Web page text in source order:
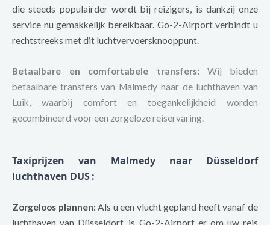
die steeds populairder wordt bij reizigers, is dankzij onze
service nu gemakkelijk bereikbaar. Go-2-Airport verbindt u
rechtstreeks met dit luchtvervoersknooppunt.
Betaalbare en comfortabele transfers: Wij bieden
betaalbare transfers van Malmedy naar de luchthaven van
Luik, waarbij comfort en toegankelijkheid worden
gecombineerd voor een zorgeloze reiservaring.
Taxiprijzen van Malmedy naar Düsseldorf
luchthaven DUS:
Zorgeloos plannen: Als u een vlucht gepland heeft vanaf de
luchthaven van Düsseldorf, is Go-2-Airport er om uw reis